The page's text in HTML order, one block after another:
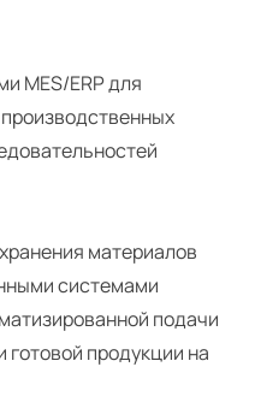
MES/ERP для
материалов
системами
подачи
готовой продукции на